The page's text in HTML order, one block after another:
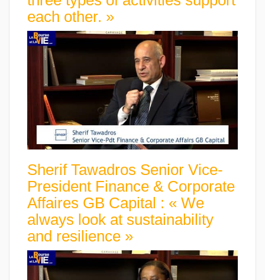
each other. »
Sherif Tawadros Senior Vice-
President Finance & Corporate
Affaires GB Capital : « We
always look at sustainability
and resilience »